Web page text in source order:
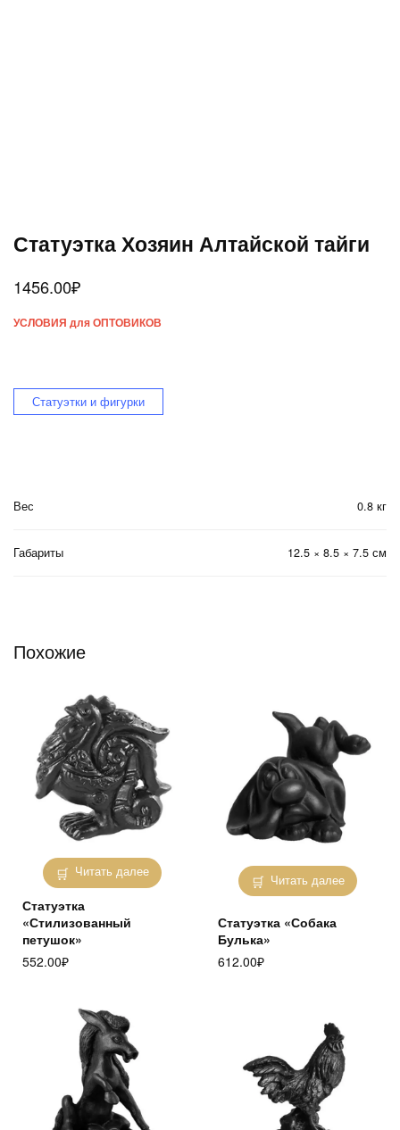
Статуэтка Хозяин Алтайской тайги
1456.00₽
УСЛОВИЯ для ОПТОВИКОВ
Статуэтки и фигурки
Вес 0.8 кг
Габариты 12.5 × 8.5 × 7.5 см
Похожие
Читать далее
Статуэтка
«Стилизованный
петушок»
552.00₽
Читать далее
Статуэтка «Собака
Булька»
612.00₽